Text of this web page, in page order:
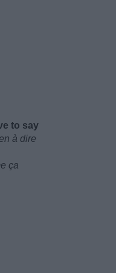
to say
à dire
ça